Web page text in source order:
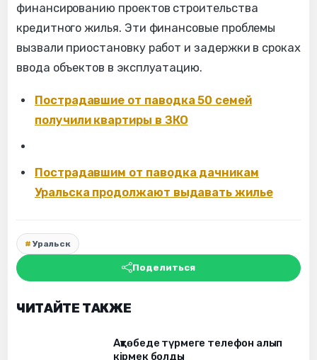
финансированию проектов строительства
кредитного жилья. Эти финансовые проблемы
вызвали приостановку работ и задержки в сроках
ввода объектов в эксплуатацию.
Пострадавшие от паводка 50 семей
получили квартиры в ЗКО
Пострадавшим от паводка дачникам
Уральска продолжают выдавать жилье
Уральск
Поделиться
ЧИТАЙТЕ ТАКЖЕ
Ақтөбеде түрмеге телефон алып
кірмек болды